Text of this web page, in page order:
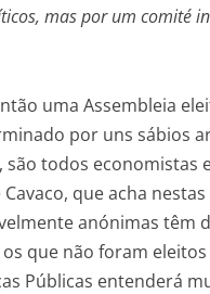
mas por um comité
uma Assembleia
por uns sábios
são todos economistas
que acha
anónimas têm
que não foram
Públicas entenderá